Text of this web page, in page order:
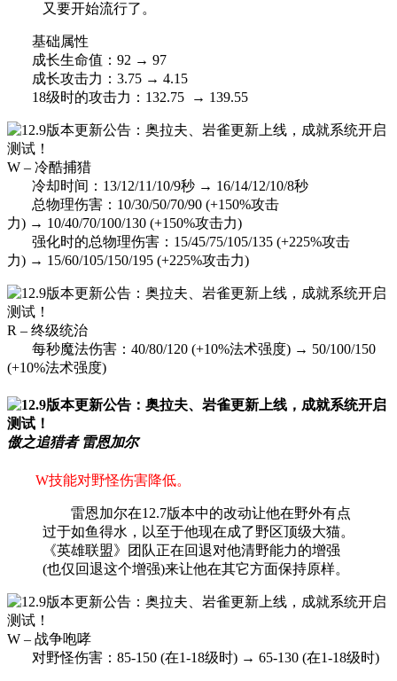
又要开始流行了。
基础属性
成长生命值：92 → 97
成长攻击力：3.75 → 4.15
18级时的攻击力：132.75 → 139.55
W – 冷酷捕猎
冷却时间：13/12/11/10/9秒 → 16/14/12/10/8秒
总物理伤害：10/30/50/70/90 (+150%攻击
力) → 10/40/70/100/130 (+150%攻击力)
强化时的总物理伤害：15/45/75/105/135 (+225%攻击
力) → 15/60/105/150/195 (+225%攻击力)
R – 终级统治
每秒魔法伤害：40/80/120 (+10%法术强度) → 50/100/150
(+10%法术强度)
傲之追猎者 雷恩加尔
W技能对野怪伤害降低。
雷恩加尔在12.7版本中的改动让他在野外有点
过于如鱼得水，以至于他现在成了野区顶级大猫。
《英雄联盟》团队正在回退对他清野能力的增强
(也仅回退这个增强)来让他在其它方面保持原样。
W – 战争咆哮
对野怪伤害：85-150 (在1-18级时) → 65-130 (在1-18级时)